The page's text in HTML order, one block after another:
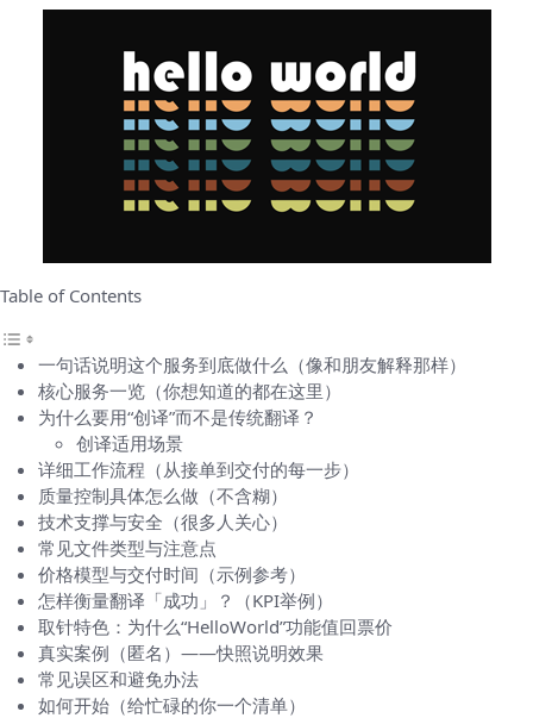
Table of Contents
一句话说明这个服务到底做什么（像和朋友解释那样）
核心服务一览（你想知道的都在这里）
为什么要用“创译”而不是传统翻译？
创译适用场景
详细工作流程（从接单到交付的每一步）
质量控制具体怎么做（不含糊）
技术支撑与安全（很多人关心）
常见文件类型与注意点
价格模型与交付时间（示例参考）
怎样衡量翻译「成功」？（KPI举例）
取针特色：为什么“HelloWorld”功能值回票价
真实案例（匿名）——快照说明效果
常见误区和避免办法
如何开始（给忙碌的你一个清单）